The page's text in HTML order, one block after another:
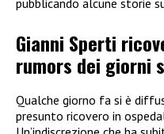
Gianni Sperti
rumors dei giorni
Qualche giorno fa si è
presunto ricovero in